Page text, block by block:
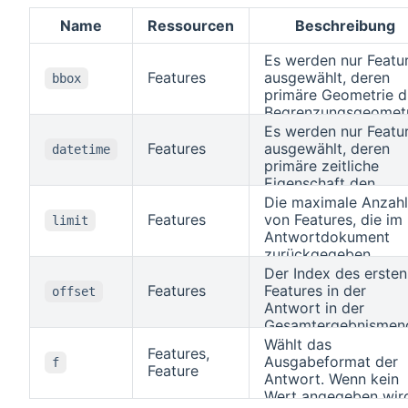
Name Ressourcen Beschreibung
bbox Features
Es werden nur
ausgewählt, deren
primäre Geometrie
schneidet.
datetime Features
Es werden nur
ausgewählt, deren
primäre zeitliche
Eigenschaft den
angegebenen Wert
(Zeitstempel, Datum
oder Intervall)
schneidet.
limit Features
Die maximale Anzahl
von Features, die im
Antwortdokument
zurückgegeben
werden. Wenn mehr
Features verfügbar
sind, wird ein Link
nächsten Seite mit
Antwort
zurückgeliefert. Wird
kein Wert für den
Parameter
offset Features
Der Index des ersten
Features in der
Antwort in der
Dieser Parameter
für das Paging
verwendet.
f
Features,
Feature
Wählt das
Ausgabeformat der
Antwort. Wenn kein
Wert angegeben